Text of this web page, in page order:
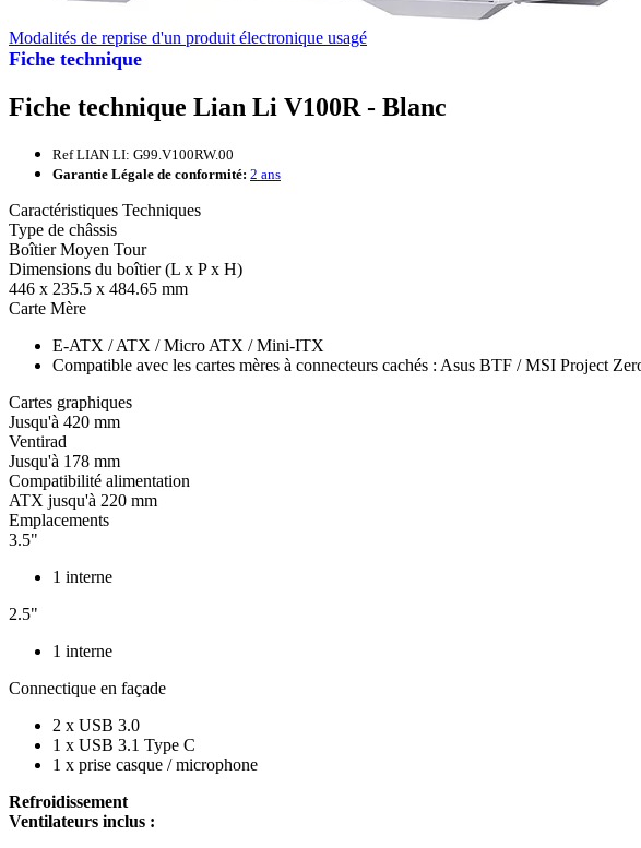
Fiche technique
Modalités de reprise d'un produit électronique usagé
Fiche technique Lian Li V100R - Blanc
Ref LIAN LI: G99.V100RW.00
Garantie Légale de conformité: 2 ans
Caractéristiques Techniques
Type de châssis
Boîtier Moyen Tour
Dimensions du boîtier (L x P x H)
446 x 235.5 x 484.65 mm
Carte Mère
E-ATX / ATX / Micro ATX / Mini-ITX
Compatible avec les cartes mères à connecteurs cachés : Asus BTF / MSI Project
Cartes graphiques
Jusqu'à 420 mm
Ventirad
Jusqu'à 178 mm
Compatibilité alimentation
ATX jusqu'à 220 mm
Emplacements
3.5"
1 interne
2.5"
1 interne
Connectique en façade
2 x USB 3.0
1 x USB 3.1 Type C
1 x prise casque / microphone
Refroidissement
Ventilateurs inclus :